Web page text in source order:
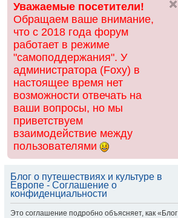
ск
Уважаемые посетители!
Обращаем ваше внимание,
что с 2018 года форум
работает в режиме
"самоподдержания". У
администратора (Foxy) в
настоящее время нет
возможности отвечать на
ваши вопросы, но мы
приветствуем
взаимодействие между
пользователями
Блог о путешествиях и культуре в
Европе - Соглашение о
конфиденциальности
Это соглашение подробно объясняет, как «Блог